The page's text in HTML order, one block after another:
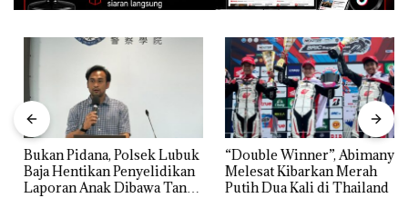
Bukan Pidana, Polsek Lubuk
Baja Hentikan Penyelidikan
Laporan Anak Dibawa Tanpa
“Double Winner”, Abimanyu
Melesat Kibarkan Merah
Putih Dua Kali di Thailand